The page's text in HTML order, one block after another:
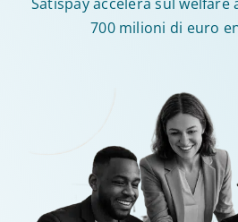
700 milioni di euro